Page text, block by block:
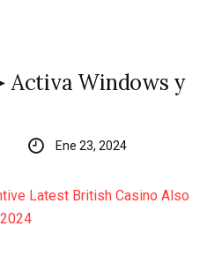
Activa Windows y
Ene 23, 2024